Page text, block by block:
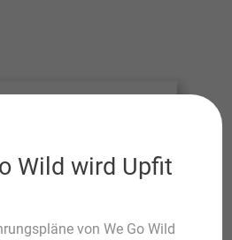
Wild wird Upfit
von We Go Wild